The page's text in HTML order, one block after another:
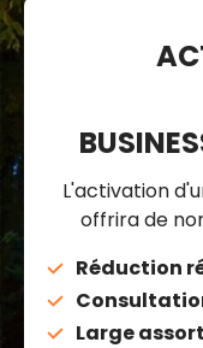
L'activation
offrira de
Réduction
Large